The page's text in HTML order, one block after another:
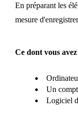
En préparant les
mesure
Ce dont vous
Un
Logiciel